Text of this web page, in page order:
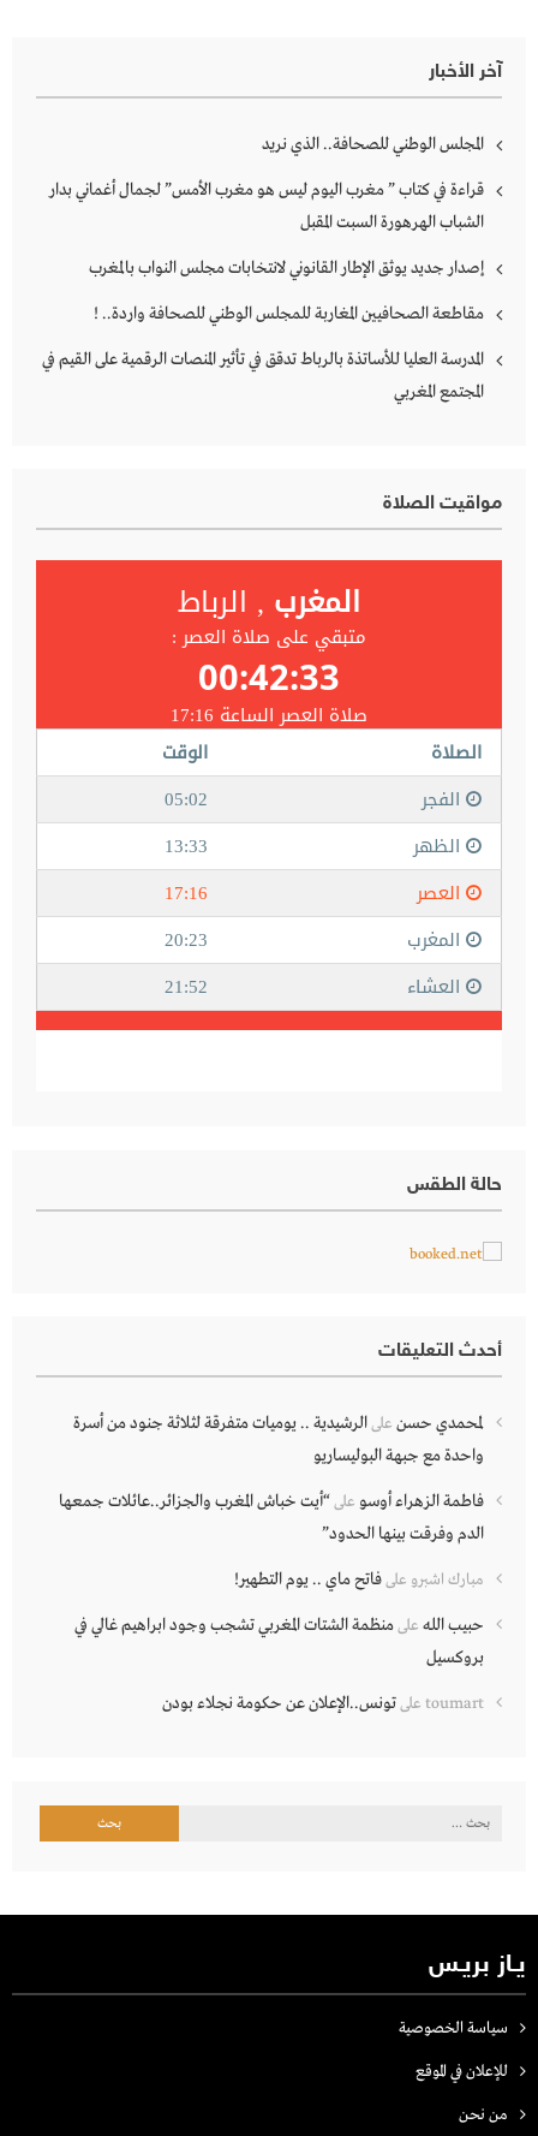
آخر الأخبار
المجلس الوطني للصحافة.. الذي نريد
قراءة في كتاب ” مغرب اليوم ليس هو مغرب الأمس” لجمال أغماني بدار
الشباب الهرهورة السبت المقبل
إصدار جديد يوثق الإطار القانوني لانتخابات مجلس النواب بالمغرب
مقاطعة الصحافيين المغاربة للمجلس الوطني للصحافة واردة.. !
المدرسة العليا للأساتذة بالرباط تدقق في تأثير المنصات الرقمية على القيم في
المجتمع المغربي
مواقيت الصلاة
حالة الطقس
أحدث التعليقات
لمحمدي حسن علىالرشيدية .. يوميات متفرقة لثلاثة جنود من أسرة
واحدة مع جبهة البوليساريو
فاطمة الزهراء أوسو على“أيت خباش المغرب والجزائر..عائلات جمعها
الدم وفرقت بينها الحدود”
مبارك اشبرو علىفاتح ماي .. يوم التطهير!
حبيب الله علىمنظمة الشتات المغربي تشجب وجود ابراهيم غالي في
بروكسيل
toumart علىتونس..الإعلان عن حكومة نجلاء بودن
البحث
يـاز بريـس
سياسة الخصوصية
للإعلان في الموقع
من نحن